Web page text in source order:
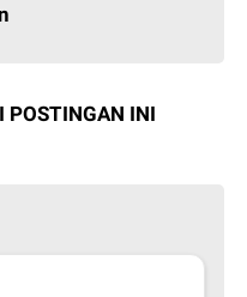
POSTINGAN INI